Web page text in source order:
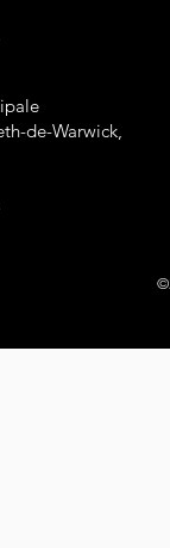
de-Warwick,